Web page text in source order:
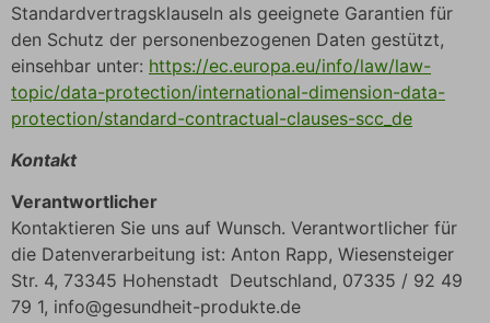
Standardvertragsklauseln als geeignete Garantien für
den Schutz der personenbezogenen Daten gestützt,
einsehbar unter: https://ec.europa.eu/info/law/law-
topic/data-protection/international-dimension-data-
protection/standard-contractual-clauses-scc_de
Kontakt
Verantwortlicher
Kontaktieren Sie uns auf Wunsch. Verantwortlicher für
die Datenverarbeitung ist: Anton Rapp, Wiesensteiger
Str. 4, 73345 Hohenstadt Deutschland, 07335 / 92 49
79 1, info@gesundheit-produkte.de